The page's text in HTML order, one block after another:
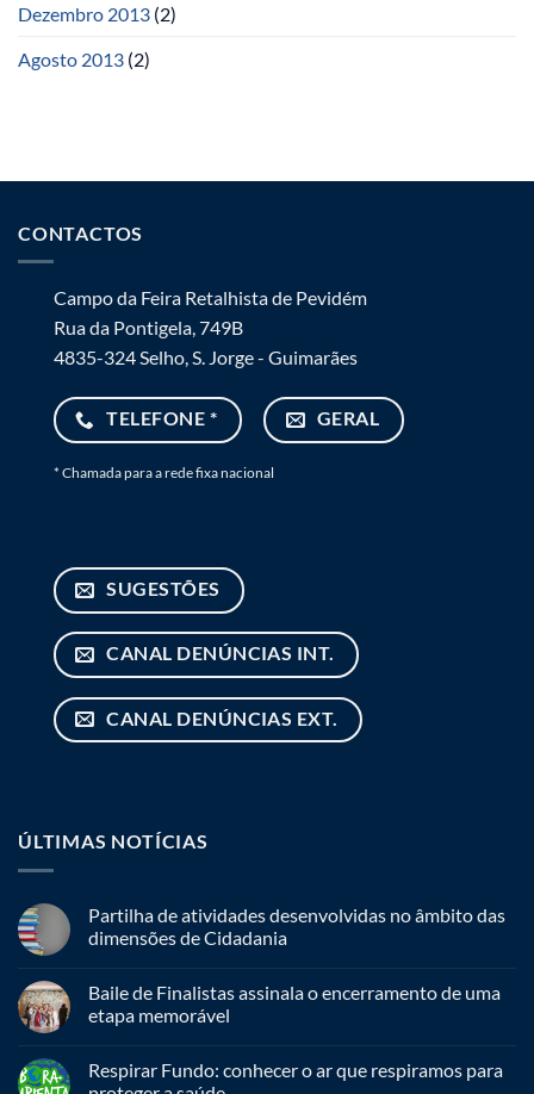
Dezembro 2013 (2)
Agosto 2013 (2)
CONTACTOS
Campo da Feira Retalhista de Pevidém
Rua da Pontigela, 749B
4835-324 Selho, S. Jorge - Guimarães
TELEFONE * GERAL
* Chamada para a rede fixa nacional
SUGESTÕES
CANAL DENÚNCIAS INT.
CANAL DENÚNCIAS EXT.
ÚLTIMAS NOTÍCIAS
Partilha de atividades desenvolvidas no âmbito das
dimensões de Cidadania
Baile de Finalistas assinala o encerramento de uma
etapa memorável
Respirar Fundo: conhecer o ar que respiramos para